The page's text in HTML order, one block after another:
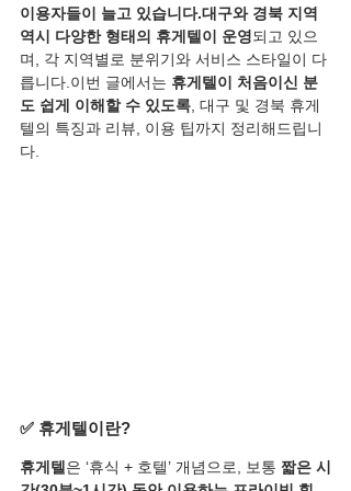
이용자들이 늘고 있습니다.대구와 경북 지역
역시 다양한 형태의 휴게텔이 운영되고 있으
며, 각 지역별로 분위기와 서비스 스타일이 다
릅니다.이번 글에서는 휴게텔이 처음이신 분
도 쉽게 이해할 수 있도록 , 대구 및 경북 휴게
텔의 특징과 리뷰, 이용 팁까지 정리해드립니
다.
✅ 휴게텔이란?
휴게텔 은 ‘휴식 + 호텔’ 개념으로, 보통 짧은 시